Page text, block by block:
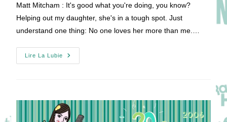
Matt Mitcham : It's good what you're doing, you know?
Helping out my daughter, she's in a tough spot. Just
understand one thing: No one loves her more than me.…
Lire La Lubie
Top
Of